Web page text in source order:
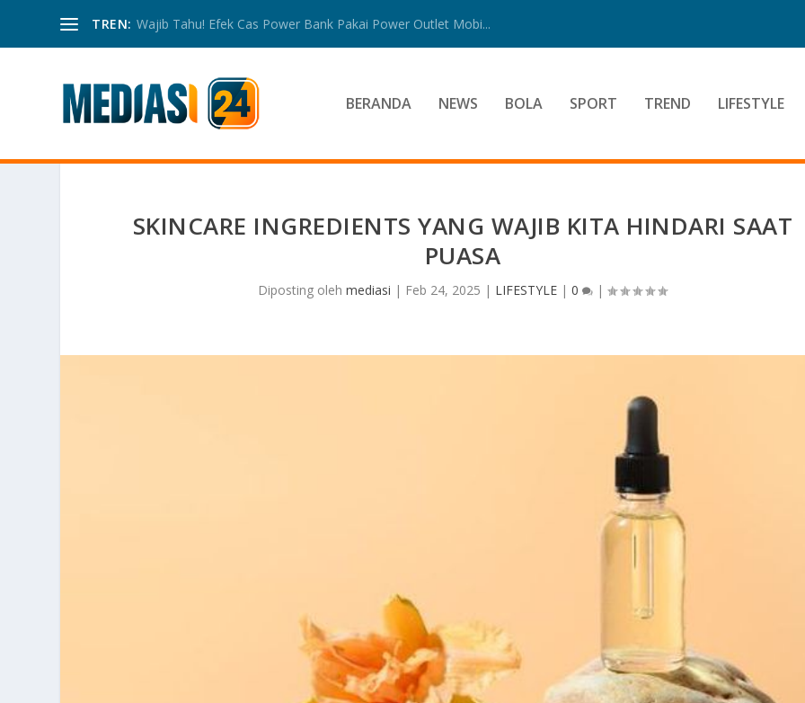
TREN: Wajib Tahu! Efek Cas Power Bank Pakai Power Outlet Mobi...
BERANDA NEWS BOLA SPORT TREND LIFESTYLE
SKINCARE INGREDIENTS YANG WAJIB KITA HINDARI SAAT
PUASA
Diposting olehmediasi | Feb 24, 2025 | LIFESTYLE |0 |